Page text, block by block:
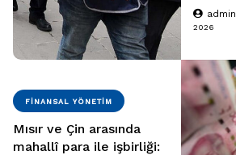
admin
2026
FINANSAL YÖNETIM
Mısır ve Çin arasında
mahallî para ile işbirliği: